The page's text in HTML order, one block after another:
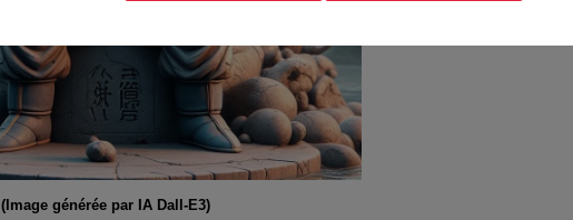
(Image générée par IA Dall-E3)